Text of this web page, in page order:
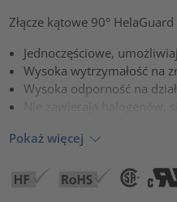
Złącze kątowe 90°
Jednoczęściowe,
Wysoka wytrzymałość na
Wysoka odporność na
Nie zawierają halogenów,
Pokaż więcej